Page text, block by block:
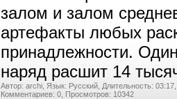
залом и залом
артефакты любых
принадлежности.
наряд расшит 14
Автор: archi, Язык: Русский, Длительность: 03:17,
Комментариев: 0, Просмотров: 10342